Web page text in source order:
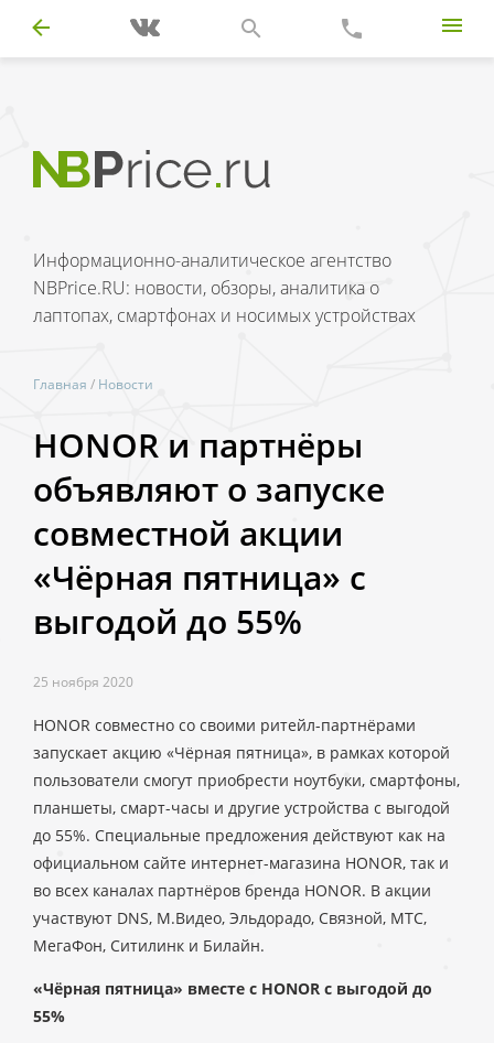
Информационно-аналитическое агентство
NBPrice.RU: новости, обзоры, аналитика о
лаптопах, смартфонах и носимых устройствах
Главная / Новости
HONOR и партнёры
объявляют о запуске
совместной акции
«Чёрная пятница» с
выгодой до 55%
25 ноября 2020
HONOR совместно со своими ритейл-партнёрами
запускает акцию «Чёрная пятница», в рамках которой
пользователи смогут приобрести ноутбуки, смартфоны,
планшеты, смарт-часы и другие устройства с выгодой
до 55%. Специальные предложения действуют как на
официальном сайте интернет-магазина HONOR, так и
во всех каналах партнёров бренда HONOR. В акции
участвуют DNS, М.Видео, Эльдорадо, Связной, МТС,
МегаФон, Ситилинк и Билайн.
«Чёрная пятница» вместе с HONOR с выгодой до
55%